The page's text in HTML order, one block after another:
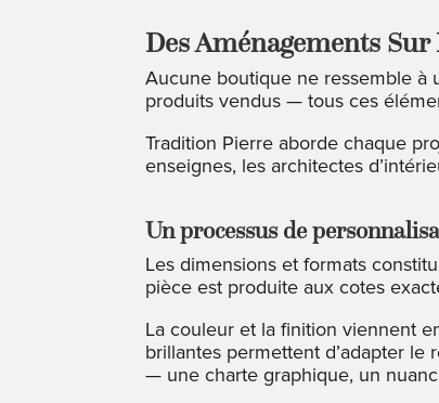
Des Aménagements
Aucune boutique ne ressemble à
produits vendus — tous ces
Tradition Pierre aborde chaque
enseignes, les architectes
Un processus de
Les dimensions et formats
pièce est produite aux cotes
La couleur et la finition viennent
brillantes permettent d’adapter le
— une charte graphique, un